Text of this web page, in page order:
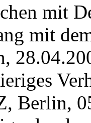
mit
mit
Berlin,